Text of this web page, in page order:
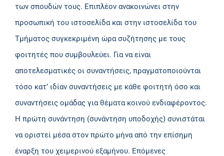
των σπουδών τους. Επιπλέον ανακοινώνει στην
προσωπική του ιστοσελίδα και στην ιστοσελίδα του
Τμήματος συγκεκριμένη ώρα συζήτησης με τους
φοιτητές που συμβουλεύει. Για να είναι
αποτελεσματικές οι συναντήσεις, πραγματοποιούνται
τόσο κατ’ ιδίαν συναντήσεις με κάθε φοιτητή όσο και
συναντήσεις ομάδας για θέματα κοινού ενδιαφέροντος.
Η πρώτη συνάντηση (συνάντηση υποδοχής) συνιστάται
να οριστεί μέσα στον πρώτο μήνα από την επίσημη
έναρξη του χειμερινού εξαμήνου. Επόμενες